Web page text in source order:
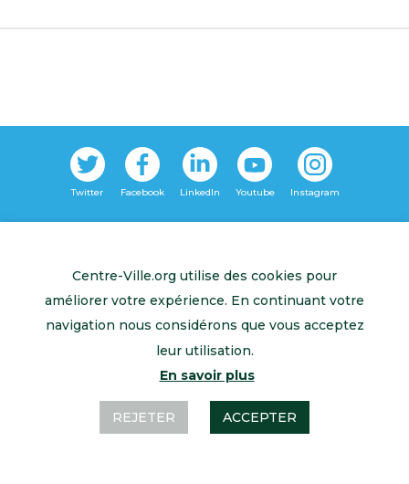
Centre-Ville.org utilise des cookies pour
améliorer votre expérience. En continuant votre
navigation nous considérons que vous acceptez
leur utilisation.
En savoir plus
REJETER ACCEPTER